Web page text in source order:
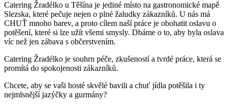
Catering Žradélko u Těšína je jediné místo na gastronomické mapě
Slezska, které pečuje nejen o plné žaludky zákazníků. U nás má
CHUŤ mnoho barev, a proto cílem naší práce je obohatit oslavu o
potěšení, které si lze užít všemi smysly. Dbáme o to, aby byla oslava
víc než jen zábava s občerstvením.
Catering Žradélko je souhrn péče, zkušeností a tvrdé práce, která se
promítá do spokojenosti zákazníků.
Chcete, aby se vaši hosté skvělé bavili a chuť jídla potěšila i ty
nejmlsnější jazýčky a gurmány?